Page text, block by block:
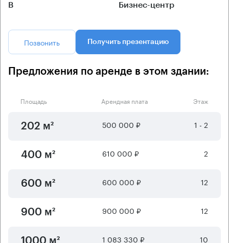
B Бизнес-центр
Позвонить Получить презентацию
Предложения по аренде в этом здании:
Площадь Арендная плата Этаж
202 м² 500 000 ₽ 1 - 2
400 м² 610 000 ₽ 2
600 м² 600 000 ₽ 12
900 м² 900 000 ₽ 12
1000 м² 1 083 330 ₽ 10